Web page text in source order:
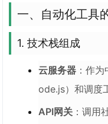
一、自动化工具
1. 技术栈组成
云服务器 ：作
ode.js）和调度
API网关 ：调用